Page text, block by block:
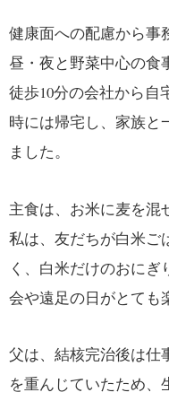
健康面への配慮から事
昼・夜と野菜中心の食
徒歩10分の会社から自
時には帰宅し、家族と
ました。
主食は、お米に麦を混
私は、友だちが白米ご
く、白米だけのおに
会や遠足の日がとても
父は、結核完治後は仕
を重んじていたため、